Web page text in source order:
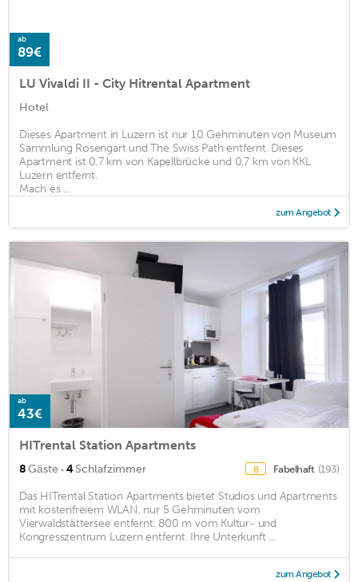
ab
89€
LU Vivaldi II - City Hitrental Apartment
Hotel
Dieses Apartment in Luzern ist nur 10 Gehminuten von Museum
Sammlung Rosengart und The Swiss Path entfernt. Dieses
Apartment ist 0,7 km von Kapellbrücke und 0,7 km von KKL
Luzern entfernt.
Mach es ...
zum Angebot
ab
43€
HITrental Station Apartments
8Gäste · 4Schlafzimmer 8 Fabelhaft (193)
Das HITrental Station Apartments bietet Studios und Apartments
mit kostenfreiem WLAN, nur 5 Gehminuten vom
Vierwaldstättersee entfernt. 800 m vom Kultur- und
Kongresszentrum Luzern entfernt. Ihre Unterkunft ...
zum Angebot